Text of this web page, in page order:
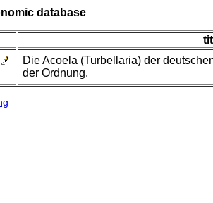
database
Die Acoela (Turbellaria) der
der Ordnung.